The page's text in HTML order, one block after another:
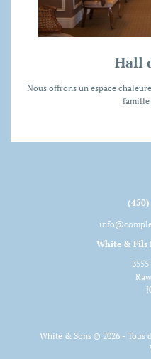
Hall
Nous offrons un espace
famille
(450)
White & Fils
White & Sons © 2026 - Tous